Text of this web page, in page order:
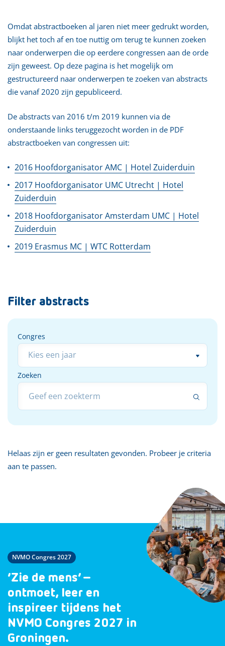
Omdat abstractboeken al jaren niet meer gedrukt worden,
blijkt het toch af en toe nuttig om terug te kunnen zoeken
naar onderwerpen die op eerdere congressen aan de orde
zijn geweest. Op deze pagina is het mogelijk om
gestructureerd naar onderwerpen te zoeken van abstracts
die vanaf 2020 zijn gepubliceerd.
De abstracts van 2016 t/m 2019 kunnen via de
onderstaande links teruggezocht worden in de PDF
abstractboeken van congressen uit:
2016 Hoofdorganisator AMC | Hotel Zuiderduin
2017 Hoofdorganisator UMC Utrecht | Hotel
Zuiderduin
2018 Hoofdorganisator Amsterdam UMC | Hotel
Zuiderduin
2019 Erasmus MC | WTC Rotterdam
Filter abstracts
Congres
Congres
Zoeken
Zoeken
Helaas zijn er geen resultaten gevonden. Probeer je criteria
aan te passen.
NVMO Congres 2027
‘Zie de mens’ –
ontmoet, leer en
inspireer tijdens het
NVMO Congres 2027 in
Groningen.